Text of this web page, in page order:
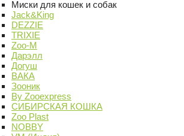
Миски для кошек и собак
Jack&King
DEZZIE
TRIXIE
Zoo-M
Дарэлл
Догуш
ВАКА
Зооник
By Zooexpress
СИБИРСКАЯ КОШКА
Zoo Plast
NOBBY